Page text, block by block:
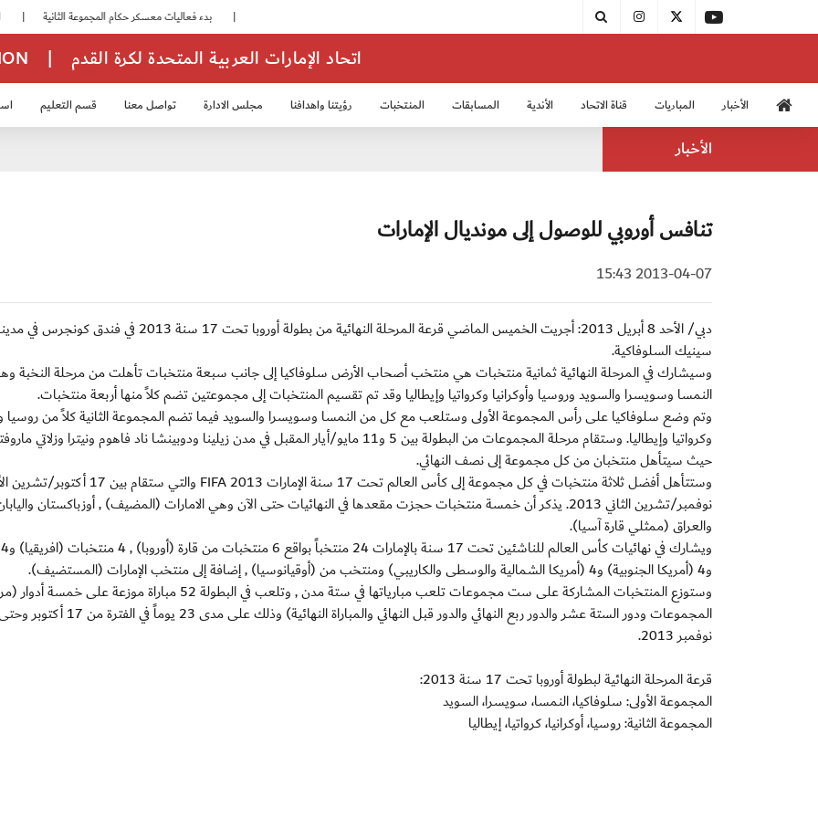
| اتحاد الإمارات العربية المتحدة لكرة القدم
الأخبار المباريات قناة الاتحاد الأندية المسابقات المنتخبات رؤيتنا واهدافنا مجلس الادارة تواصل معنا قسم التعليم
الأخبار
تنافس أوروبي للوصول إلى مونديال الإمارات
2013-04-07 15:43
دبي/ الأحد 8 أبريل 2013: أجريت الخميس الماضي قرعة المرحلة النهائية من بطولة أوروبا تحت 17 سنة 2013 في فندق كونجرس
سينيك السلوفاكية.
وسيشارك في المرحلة النهائية ثمانية منتخبات هي منتخب أصحاب الأرض سلوفاكيا إلى جانب سبعة منتخبات تأهلت من مرحلة النخبة
النمسا وسويسرا والسويد وروسيا وأوكرانيا وكرواتيا وإيطاليا وقد تم تقسيم المنتخبات إلى مجموعتين تضم كلاً منها أربعة منتخبات.
وتم وضع سلوفاكيا على رأس المجموعة الأولى وستلعب مع كل من النمسا وسويسرا والسويد فيما تضم المجموعة الثانية كلاً من روسيا
وكرواتيا وإيطاليا. وستقام مرحلة المجموعات من البطولة بين 5 و11 مايو/أيار المقبل في مدن زيلينا ودوبينشا ناد فاهوم ونيترا
حيث سيتأهل منتخبان من كل مجموعة إلى نصف النهائي.
نوفمبر/تشرين الثاني 2013. يذكر أن خمسة منتخبات حجزت مقعدها في النهائيات حتى الآن وهي الامارات (المضيف) , أوزباكستان
والعراق (ممثلي قارة آسيا).
و4 (أمريكا الجنوبية) و4 (أمريكا الشمالية والوسطى والكاريبي) ومنتخب من (أوقيانوسيا) , إضافة إلى منتخب الإمارات (المستضيف).
وستوزع المنتخبات المشاركة على ست مجموعات تلعب مبارياتها في ستة مدن , وتلعب في البطولة 52 مباراة موزعة على
نوفمبر 2013.
قرعة المرحلة النهائية لبطولة أوروبا تحت 17 سنة 2013:
المجموعة الأولى: سلوفاكيا، النمسا، سويسرا، السويد
المجموعة الثانية: روسيا، أوكرانيا، كرواتيا، إيطاليا